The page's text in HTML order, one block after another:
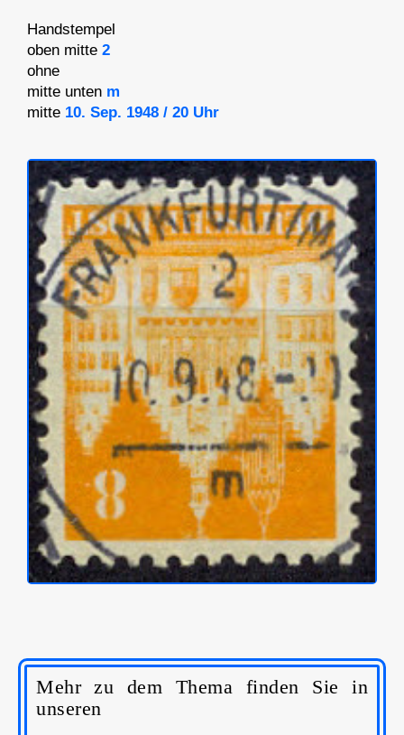
Handstempel
oben mitte 2
ohne
mitte unten m
mitte 10. Sep. 1948 / 20 Uhr
Mehr zu dem Thema finden Sie in
unseren